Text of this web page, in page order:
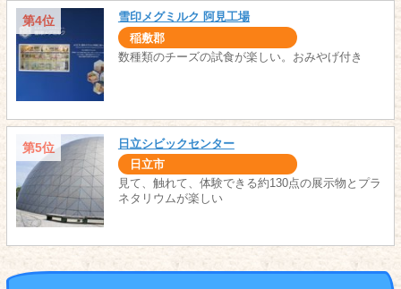
第4位 雪印メグミルク 阿見工場
稲敷郡
数種類のチーズの試食が楽しい。おみやげ付き
第5位 日立シビックセンター
日立市
見て、触れて、体験できる約130点の展示物とプラ
ネタリウムが楽しい